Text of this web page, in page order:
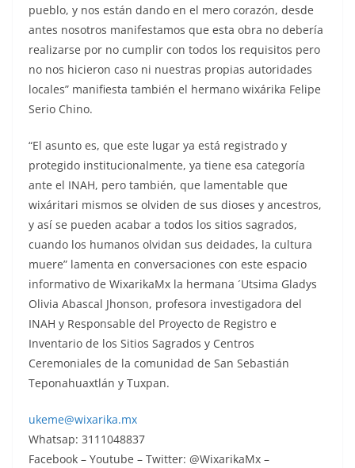
pueblo, y nos están dando en el mero corazón, desde
antes nosotros manifestamos que esta obra no debería
realizarse por no cumplir con todos los requisitos pero
no nos hicieron caso ni nuestras propias autoridades
locales” manifiesta también el hermano wixárika Felipe
Serio Chino.
“El asunto es, que este lugar ya está registrado y
protegido institucionalmente, ya tiene esa categoría
ante el INAH, pero también, que lamentable que
wixáritari mismos se olviden de sus dioses y ancestros,
y así se pueden acabar a todos los sitios sagrados,
cuando los humanos olvidan sus deidades, la cultura
muere” lamenta en conversaciones con este espacio
informativo de WixarikaMx la hermana ´Utsima Gladys
Olivia Abascal Jhonson, profesora investigadora del
INAH y Responsable del Proyecto de Registro e
Inventario de los Sitios Sagrados y Centros
Ceremoniales de la comunidad de San Sebastián
Teponahuaxtlán y Tuxpan.
ukeme@wixarika.mx
Whatsap: 3111048837
Facebook – Youtube – Twitter: @WixarikaMx –